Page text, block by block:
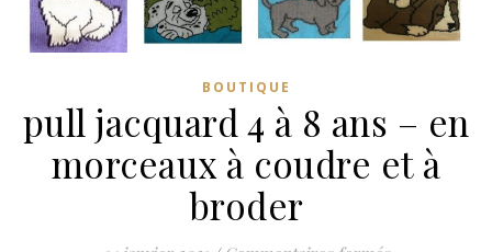
BOUTIQUE
pull jacquard 4 à 8 ans – en
morceaux à coudre et à
broder